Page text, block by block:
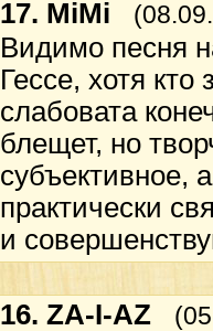
17. MiMi
Видимо песня
Гессе, хотя кто
слабовата
блещет, но
субъективное,
практически
и
16. ZA-I-AZ